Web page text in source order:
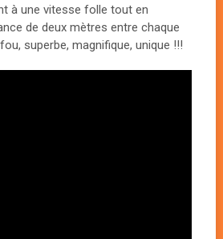
à une vitesse folle tout en
de deux mètres entre chaque
superbe, magnifique, unique !!!